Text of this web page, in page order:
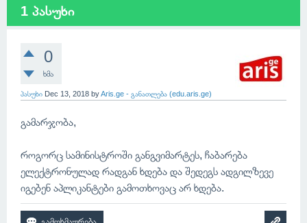
1 პასუხი
0
ხმა
პასუხი Dec 13, 2018 byAris.ge - განათლება (edu.aris.ge)
გამარჯობა,
როგორც სამინისტროში განგვიმარტეს, ჩაბარება
ელექტრონულად რადგან ხდება და შედეგს ადგილზევე
იგებენ აპლიკანტები გამოთხოვაც არ ხდება.